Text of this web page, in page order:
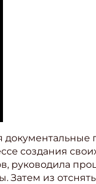
создания
руководила
Затем из